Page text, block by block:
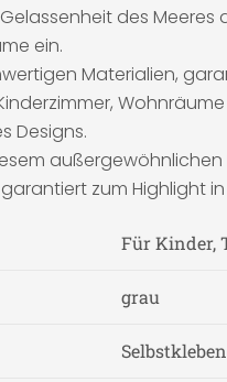
des
ein.
Materialien,
Designs.
zum Highlight
Für Kinder,
grau